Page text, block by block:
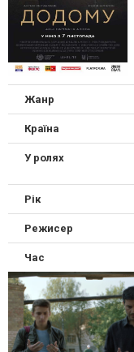
Жанр
Країна
У ролях
Рік
Режисер
Час